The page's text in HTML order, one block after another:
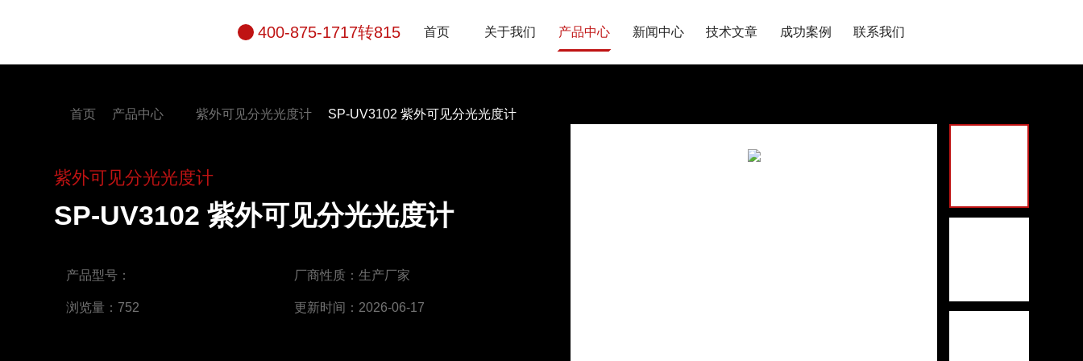
400-875-1717转815 首页 关于我们 产品中心 新闻中心 技术文章 成功案例 联系我们
首页 产品中心 紫外可见分光光度计 SP-UV3102 紫外可见分光光度计
紫外可见分光光度计
SP-UV3102 紫外可见分光光度计
产品型号： 厂商性质：生产厂家
浏览量：752 更新时间：2026-06-17